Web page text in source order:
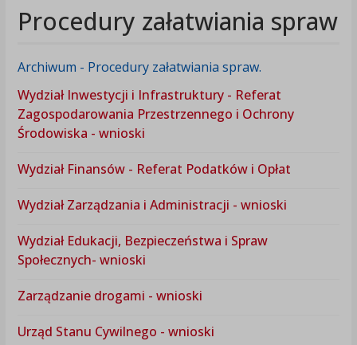
Procedury załatwiania spraw
Archiwum - Procedury załatwiania spraw.
Wydział Inwestycji i Infrastruktury - Referat
Zagospodarowania Przestrzennego i Ochrony
Środowiska - wnioski
Wydział Finansów - Referat Podatków i Opłat
Wydział Zarządzania i Administracji - wnioski
Wydział Edukacji, Bezpieczeństwa i Spraw
Społecznych- wnioski
Zarządzanie drogami - wnioski
Urząd Stanu Cywilnego - wnioski